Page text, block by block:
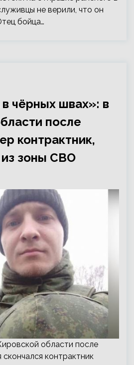
не верили, что он
бойца…
чёрных швах»: в
после
контрактник,
зоны СВО
области после
скончался контрактник